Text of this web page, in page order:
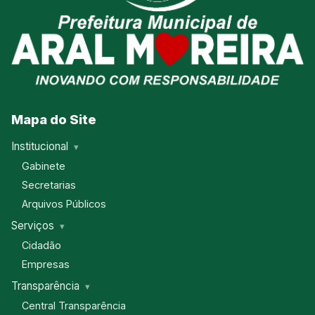
Mapa do Site
Institucional
Gabinete
Secretarias
Arquivos Públicos
Serviços
Cidadão
Empresas
Transparência
Central Transparência